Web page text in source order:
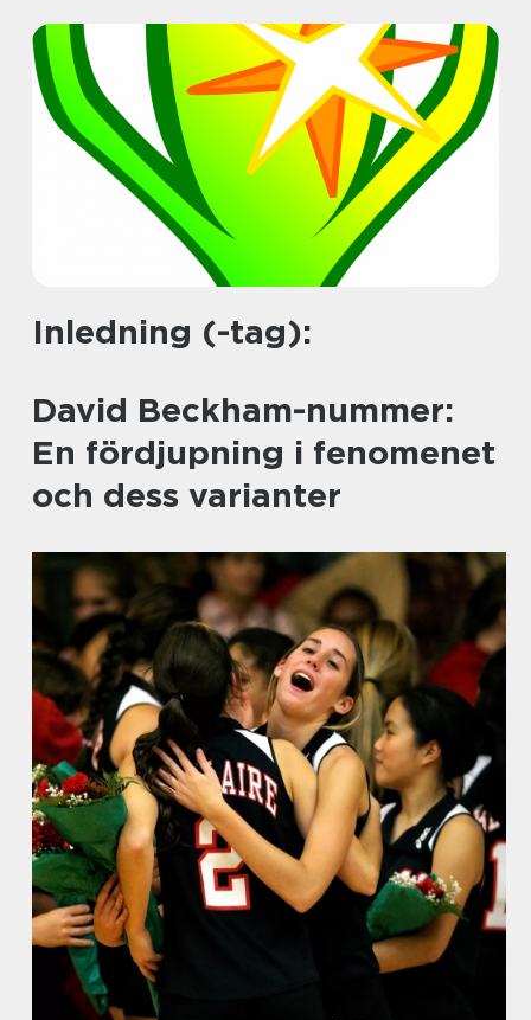
Inledning (-tag):
David Beckham-nummer:
En fördjupning i fenomenet
och dess varianter